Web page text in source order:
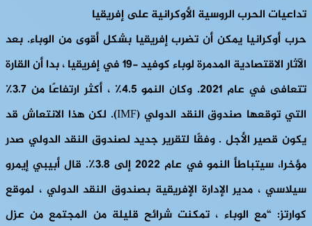
تداعيات الحرب الروسية الأوكرانية على إفريقيا
حرب أوكرانيا يمكن أن تضرب إفريقيا بشكل أقوى من الوباء. بعد
الآثار الاقتصادية المدمرة لوباء كوفيد -19 في إفريقيا ، بدا أن القارة
تتعافى في عام 2021. وكان النمو 4.5٪ ، أكثر ارتفاعًا من 3.7٪
التي توقعها صندوق النقد الدولي (IMF). لكن هذا الانتعاش قد
يكون قصير الأجل . وفقًا لتقرير جديد لصندوق النقد الدولي صدر
مؤخرا، سيتباطأ النمو في عام 2022 إلى 3.8٪. قال أبيبي إيمرو
سيلاسي ، مدير الإدارة الإفريقية بصندوق النقد الدولي ، لموقع
كوارتز: “مع الوباء ، تمكنت شرائح قليلة من المجتمع من عزل